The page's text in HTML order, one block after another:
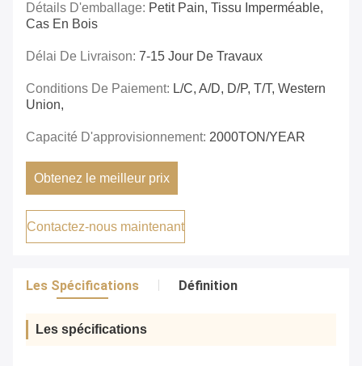
Détails D'emballage: Petit Pain, Tissu Imperméable,
Cas En Bois
Délai De Livraison: 7-15 Jour De Travaux
Conditions De Paiement: L/C, A/D, D/P, T/T, Western
Union,
Capacité D'approvisionnement: 2000TON/YEAR
Obtenez le meilleur prix
Contactez-nous maintenant
Les Spécifications Définition
Les spécifications